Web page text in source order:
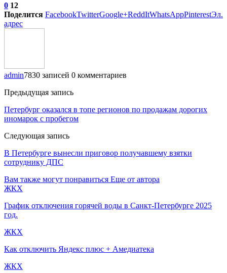
0 12
Поделится FacebookTwitterGoogle+ReddItWhatsAppPinterestЭл.
адрес
admin7830 записей 0 комментариев
Предыдущая запись
Петербург оказался в топе регионов по продажам дорогих
иномарок с пробегом
Следующая запись
В Петербурге вынесли приговор получавшему взятки
сотруднику ДПС
Вам также могут понравиться Еще от автора
ЖКХ
График отключения горячей воды в Санкт-Петербурге 2025
год.
ЖКХ
Как отключить Яндекс плюс + Амедиатека
ЖКХ